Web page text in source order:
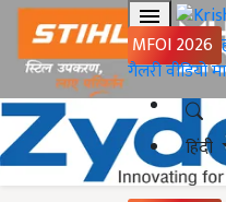
MFOI 2026
गैलरीवीडियो
हिंदी